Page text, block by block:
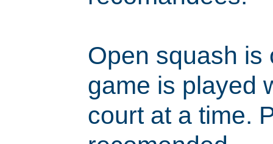
Open squash is
game is played
court at a time.